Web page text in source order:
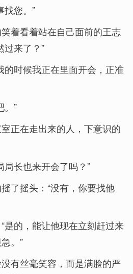
找您。”
着看着站在自己面前的王志
过来了？”
的时候我正在里面开会，正准
。”
正在走出来的人，下意识的
局长也来开会了吗？”
了摇头：“没有，你要找他
是的，能让他现在立刻赶过来
。”
有丝毫笑容，而是满脸的严